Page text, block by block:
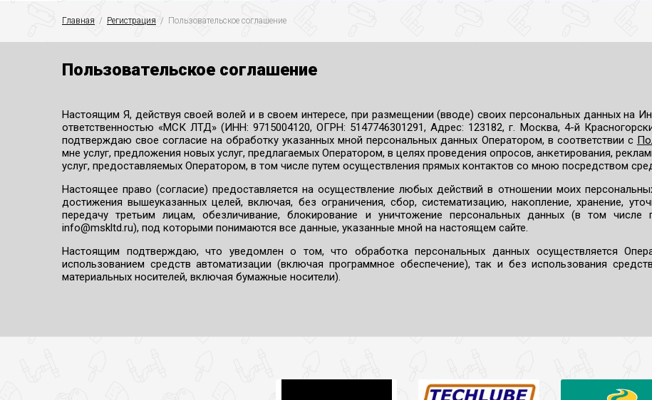
Главная
  /
Регистрация
  /  Пользовательское соглашение
Пользовательское соглашение
Настоящим Я, действуя своей волей и в своем интересе, при размещении (вводе) своих персональных данных на
ответственностью «МСК ЛТД» (ИНН: 9715004120, ОГРН: 5147746301291, Адрес: 123182, г. Москва, 4-й
подтверждаю свое согласие на обработку указанных мной персональных данных Оператором, в соответствии с
мне услуг, предложения новых услуг, предлагаемых Оператором, в целях проведения опросов, анкетирования,
услуг, предоставляемых Оператором, в том числе путем осуществления прямых контактов со мною посредством
Настоящее право (согласие) предоставляется на осуществление любых действий в отношении моих
достижения вышеуказанных целей, включая, без ограничения, сбор, систематизацию, накопление, хранение,
передачу третьим лицам, обезличивание, блокирование и уничтожение персональных данных (в том
info@mskltd.ru), под которыми понимаются все данные, указанные мной на настоящем сайте.
Настоящим подтверждаю, что уведомлен о том, что обработка персональных данных осуществляется
использованием средств автоматизации (включая программное обеспечение), так и без использования
материальных носителей, включая бумажные носители).